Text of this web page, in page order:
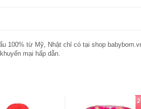
100% từ Mỹ, Nhật chỉ có tại shop
mại hấp dẫn.